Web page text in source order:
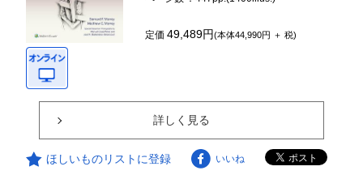
定価49,489円(本体44,990円 ＋ 税)
詳しく見る
ほしいものリストに登録 いいね